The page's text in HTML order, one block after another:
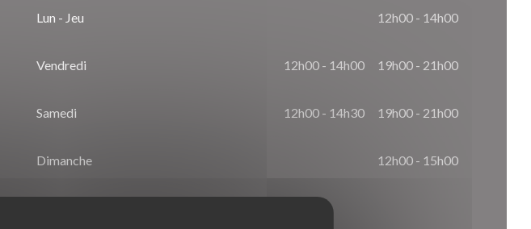
Lun - Jeu 12h00 - 14h00
Vendredi 12h00 - 14h00 19h00 - 21h00
Samedi 12h00 - 14h30 19h00 - 21h00
Dimanche 12h00 - 15h00